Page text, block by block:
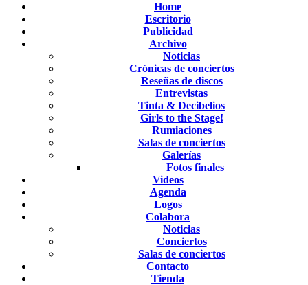
Home
Escritorio
Publicidad
Archivo
Noticias
Crónicas de conciertos
Reseñas de discos
Entrevistas
Tinta & Decibelios
Girls to the Stage!
Rumiaciones
Salas de conciertos
Galerías
Fotos finales
Videos
Agenda
Logos
Colabora
Noticias
Conciertos
Salas de conciertos
Contacto
Tienda